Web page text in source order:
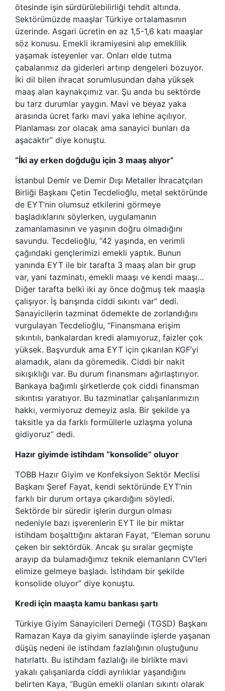
ötesinde işin sürdürülebilirliği tehdit altında.
Sektörümüzde maaşlar Türkiye ortalamasının
üzerinde. Asgari ücretin en az 1,5-1,6 katı maaşlar
söz konusu. Emekli ikramiyesini alıp emeklilik
yaşamak isteyenler var. Onları elde tutma
çabalarımız da giderleri artırıp dengeleri bozuyor.
İki dil bilen ihracat sorumlusundan daha yüksek
maaş alan kaynakçımız var. Şu anda bu sektörde
bu tarz durumlar yaygın. Mavi ve beyaz yaka
arasında ücret farkı mavi yaka lehine açılıyor.
Planlaması zor olacak ama sanayici bunları da
aşacaktır” diye konuştu.
“İki ay erken doğduğu için 3 maaş alıyor”
İstanbul Demir ve Demir Dışı Metaller İhracatçıları
Birliği Başkanı Çetin Tecdelioğlu, metal sektöründe
de EYT’nin olumsuz etkilerini görmeye
başladıklarını söylerken, uygulamanın
zamanlamasının ve yaşının doğru olmadığını
savundu. Tecdelioğlu, “42 yaşında, en verimli
çağındaki gençlerimizi emekli yaptık. Bunun
yanında EYT ile bir tarafta 3 maaş alan bir grup
var, yani tazminatı, emekli maaşı ve kendi maaşı…
Diğer tarafta belki iki ay önce doğmuş tek maaşla
çalışıyor. İş barışında ciddi sıkıntı var” dedi.
Sanayicilerin tazminat ödemekte de zorlandığını
vurgulayan Tecdelioğlu, “Finansmana erişim
sıkıntılı, bankalardan kredi alamıyoruz, faizler çok
yüksek. Başvurduk ama EYT için çıkarılan KGF’yi
alamadık, alanı da göremedik. Ciddi bir nakit
sıkışıklığı var. Bu durum finansmanı ağırlaştırıyor.
Bankaya bağımlı şirketlerde çok ciddi finansman
sıkıntısı yaratıyor. Bu tazminatlar çalışanlarımızın
hakkı, vermiyoruz demeyiz asla. Bir şekilde ya
taksitle ya da farklı formüllerle uzlaşma yoluna
gidiyoruz” dedi.
Hazır giyimde istihdam “konsolide” oluyor
TOBB Hazır Giyim ve Konfeksiyon Sektör Meclisi
Başkanı Şeref Fayat, kendi sektöründe EYT’nin
farklı bir durum ortaya çıkardığını söyledi.
Sektörde bir süredir işlerin durgun olması
nedeniyle bazı işverenlerin EYT ile bir miktar
istihdam boşalttığını aktaran Fayat, “Eleman sorunu
çeken bir sektördük. Ancak şu sıralar geçmişte
arayıp da bulamadığımız teknik elemanların CV’leri
elimize gelmeye başladı. İstihdam bir şekilde
konsolide oluyor” diye konuştu.
Kredi için maaşta kamu bankası şartı
Türkiye Giyim Sanayicileri Derneği (TGSD) Başkanı
Ramazan Kaya da giyim sanayiinde işlerde yaşanan
düşüş nedeni ile istihdam fazlalığının oluştuğunu
hatırlattı. Bu istihdam fazlalığı ile birlikte mavi
yakalı çalışanlarda ciddi ayrılıklar yaşandığını
belirten Kaya, “Bugün emekli olanları sıkıntı olarak